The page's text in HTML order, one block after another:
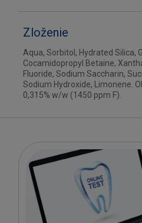
Zloženie
Aqua, Sorbitol, Hydrated Silica,
Cocamidopropyl Betaine,
Fluoride, Sodium Saccharin,
Sodium Hydroxide, Limonene.
0,315% w/w (1450 ppm F).